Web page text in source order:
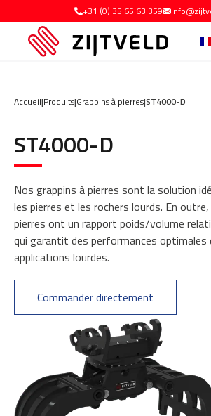
+31 (0) 35 65 63 359
Accueil|Produits|Grappins à pierres|ST4000-D
ST4000-D
Nos grappins à pierres sont la solution
les pierres et les rochers lourds. En
pierres ont un rapport poids/volume
qui garantit des performances optimales
applications lourdes.
Commander directement